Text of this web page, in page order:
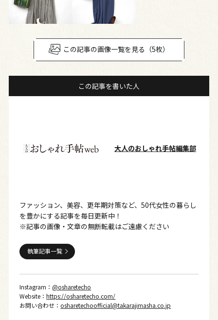
この記事の画像一覧を見る（5枚）
この記事を書いた人
大人のおしゃれ手帖編集部
ファッション、美容、更年期対策など、50代女性の暮らし
を豊かにする記事を毎日更新中！
※記事の画像・文章の無断転載はご遠慮ください
執筆記事一覧
Instagram：@osharetecho
Website：https://osharetecho.com/
お問い合わせ：osharetechoofficial@takarajimasha.co.jp